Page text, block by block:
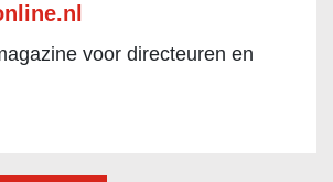
voor directeuren en